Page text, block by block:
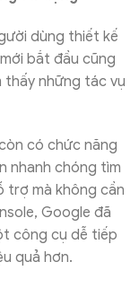
dùng thiết kế
bắt đầu cũng
thấy những tác vụ
có chức năng
nhanh chóng tìm
trợ mà không cần
Google đã
công cụ dễ tiếp
quả hơn.